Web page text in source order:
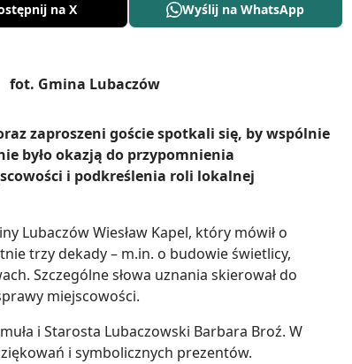
na X Wyślij na WhatsApp
zaproszeni goście spotkali się, by wspólnie
było okazją do przypomnienia
i podkreślenia roli lokalnej
Lubaczów Wiesław Kapel, który mówił o
trzy dekady – m.in. o budowie świetlicy,
Szczególne słowa uznania skierował do
miejscowości.
i Starosta Lubaczowski Barbara Broź. W
i symbolicznych prezentów.